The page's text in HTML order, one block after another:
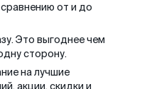
от и до
Это выгоднее чем
сторону.
на лучшие
акции, скидки и